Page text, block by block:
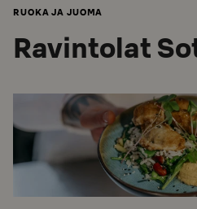
RUOKA JA JUOMA
Ravintolat